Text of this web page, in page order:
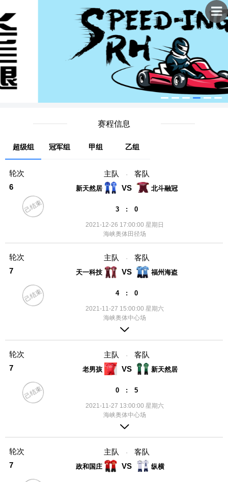
赛程信息
超级组 冠军组 甲组 乙组
轮次
6
主队 · 客队
新天然居 VS 北斗融冠
3 : 0
2021-12-26 17:00:00 星期日
海峡奥体田径场
己结束
轮次
7
主队 · 客队
天一科技 VS 福州海盗
4 : 0
2021-11-27 15:00:00 星期六
海峡奥体中心场
己结束
轮次
7
主队 · 客队
老男孩 VS 新天然居
0 : 5
2021-11-27 13:00:00 星期六
海峡奥体中心场
己结束
轮次
7
主队 · 客队
政和国庄 VS 纵横